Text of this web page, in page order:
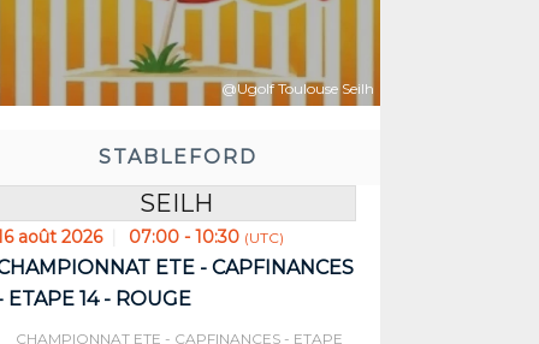
STABLEFORD
@Ugolf Toulouse Seilh
SEILH
août 2026 07:00 - 10:30 (UTC)
ETE - CAPFINANCES
ETAPE 14 - ROUGE
CHAMPIONNAT ETE - CAPFINANCES - ETAPE